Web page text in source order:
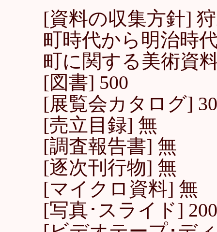
[資料の収集方針]
町時代から明治時
町に関する美術資
[図書] 500
[展覧会カタログ]
[売立目録] 無
[調査報告書] 無
[逐次刊行物] 無
[マイクロ資料] 無
[写真･スライド]